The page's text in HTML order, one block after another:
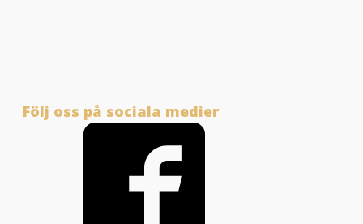
Följ oss på sociala medier